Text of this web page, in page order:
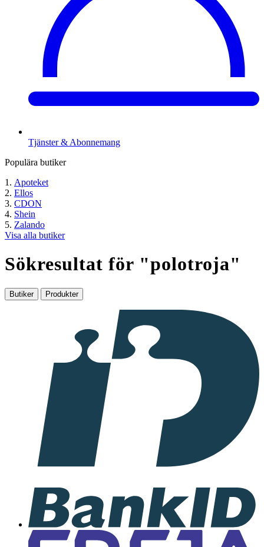
Tjänster & Abonnemang
Populära butiker
Apoteket
Ellos
CDON
Shein
Zalando
Visa alla butiker
Sökresultat för "polotroja"
Butiker Produkter